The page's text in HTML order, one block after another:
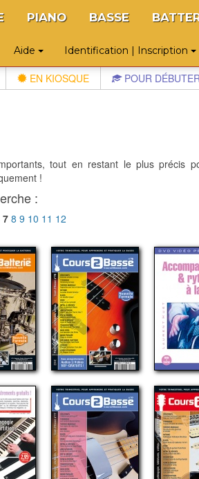
PIANO BASSE
Aide Identification | Inscription
EN KIOSQUE POUR
tout en restant le plus précis
!
:
7 8 9 10 11 12